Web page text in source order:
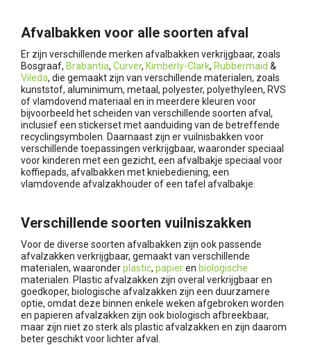
Afvalbakken voor alle soorten afval
Er zijn verschillende merken afvalbakken verkrijgbaar, zoals
Bosgraaf, Brabantia, Curver, Kimberly-Clark, Rubbermaid &
Vileda, die gemaakt zijn van verschillende materialen, zoals
kunststof, aluminimum, metaal, polyester, polyethyleen, RVS
of vlamdovend materiaal en in meerdere kleuren voor
bijvoorbeeld het scheiden van verschillende soorten afval,
inclusief een stickerset met aanduiding van de betreffende
recyclingsymbolen. Daarnaast zijn er vuilnisbakken voor
verschillende toepassingen verkrijgbaar, waaronder speciaal
voor kinderen met een gezicht, een afvalbakje speciaal voor
koffiepads, afvalbakken met kniebediening, een
vlamdovende afvalzakhouder of een tafel afvalbakje.
Verschillende soorten vuilniszakken
Voor de diverse soorten afvalbakken zijn ook passende
afvalzakken verkrijgbaar, gemaakt van verschillende
materialen, waaronderplastic, papieren biologische
materialen. Plastic afvalzakken zijn overal verkrijgbaar en
goedkoper, biologische afvalzakken zijn een duurzamere
optie, omdat deze binnen enkele weken afgebroken worden
en papieren afvalzakken zijn ook biologisch afbreekbaar,
maar zijn niet zo sterk als plastic afvalzakken en zijn daarom
beter geschikt voor lichter afval.